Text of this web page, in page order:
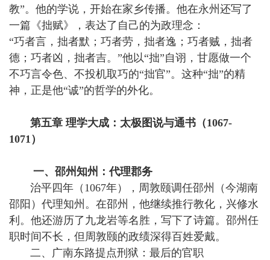
教”。他的学说，开始在家乡传播。他在永州还写了
一篇《拙赋》，表达了自己的为政理念：
“巧者言，拙者默；巧者劳，拙者逸；巧者贼，拙者
德；巧者凶，拙者吉。”他以“拙”自诩，甘愿做一个
不巧言令色、不投机取巧的“拙官”。这种“拙”的精
神，正是他“诚”的哲学的外化。
第五章 理学大成：太极图说与通书（1067-
1071）
一、邵州知州：代理郡务
治平四年（1067年），周敦颐调任邵州（今湖南
邵阳）代理知州。在邵州，他继续推行教化，兴修水
利。他还游历了九龙岩等名胜，写下了诗篇。邵州任
职时间不长，但周敦颐的政绩深得百姓爱戴。
二、广南东路提点刑狱：最后的官职